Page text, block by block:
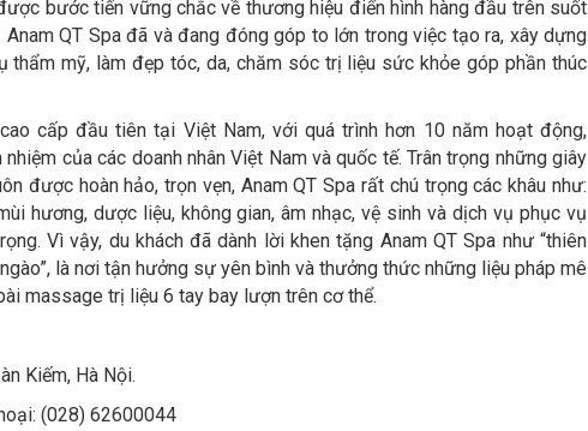
bước tiến vững chắc về thương hiệu điển hình hàng đầu trên suốt
QT Spa đã và đang đóng góp to lớn trong việc tạo ra, xây dựng
thẩm mỹ, làm đẹp tóc, da, chăm sóc trị liệu sức khỏe góp phần thúc
cấp đầu tiên tại Việt Nam, với quá trình hơn 10 năm hoạt động,
của các doanh nhân Việt Nam và quốc tế. Trân trọng những giây
được hoàn hảo, trọn vẹn, Anam QT Spa rất chú trọng các khâu như:
hương, dược liệu, không gian, âm nhạc, vệ sinh và dịch vụ phục vụ
Vì vậy, du khách đã dành lời khen tặng Anam QT Spa như “thiên
là nơi tận hưởng sự yên bình và thưởng thức những liệu pháp mê
massage trị liệu 6 tay bay lượn trên cơ thể.
Kiếm, Hà Nội.
(028) 62600044